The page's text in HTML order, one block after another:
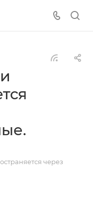
через